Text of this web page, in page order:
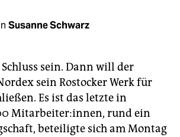
Susanne Schwarz
sein. Dann will der
sein Rostocker Werk für
Es ist das letzte in
Mitarbeiter:innen, rund ein
beteiligte sich am Montag